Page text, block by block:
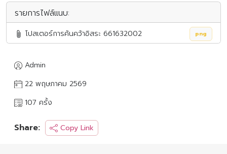
รายการไฟล์แนบ:
โปสเตอร์การค้นคว้าอิสระ 661632002 png
Admin
22 พฤษภาคม 2569
107 ครั้ง
Share: Copy Link